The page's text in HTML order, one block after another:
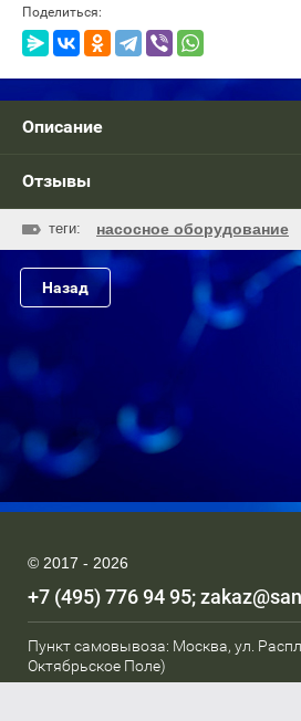
Поделиться:
Описание
Отзывы
теги: насосное оборудование
Назад
© 2017 - 2026
+7 (495) 776 94 95
Пункт самовывоза: Москва, ул.
Октябрьское Поле)